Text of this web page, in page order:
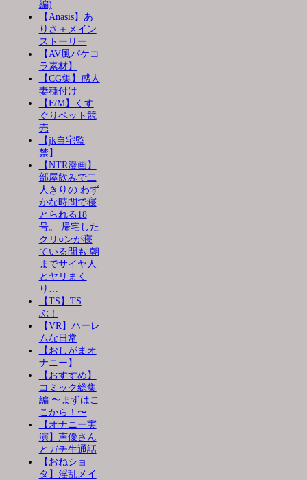
編)
【Anasis】あ
りさ＋メイン
ストーリー
【AV風パケコ
ラ素材】
【CG集】感人
妻種付け
【F/M】くす
ぐりペット競
売
【jk自宅監
禁】
【NTR漫画】
部屋飲みで二
人きりの わず
かな時間で寝
とられる18
号。 帰宅した
クリ○ンが寝
ている間も 朝
までサイヤ人
とヤリまく
り…
【TS】TS
ぶ！
【VR】ハーレ
ムな日常
【おしがまオ
ナニー】
【おすすめ】
コミック総集
編 〜まずはこ
こから！〜
【オナニー実
演】声優さん
とガチ生通話
【おねショ
タ】淫乱メイ